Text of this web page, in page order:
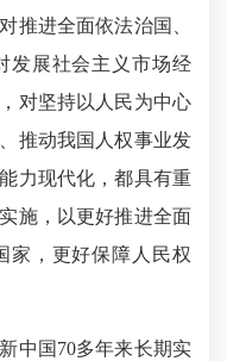
推进全面依法治国、
发展社会主义市场经
对坚持以人民为中心
推动我国人权事业发
力现代化，都具有重
施，以更好推进全面
家，更好保障人民权
国70多年来长期实